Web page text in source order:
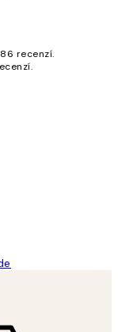
recenzí.